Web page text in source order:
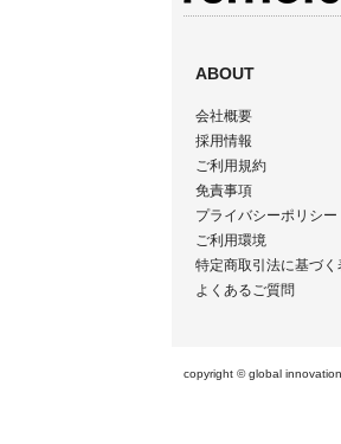
ABOUT
会社概要
採用情報
ご利用規約
免責事項
プライバシーポリシー
ご利用環境
特定商取引法に基づく
よくあるご質問
copyright © global innovation